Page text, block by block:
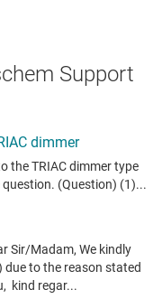
Support